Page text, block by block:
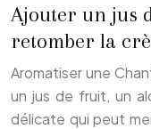
Ajouter un jus
retomber la
Aromatiser une
un jus de fruit, un
délicate qui peut